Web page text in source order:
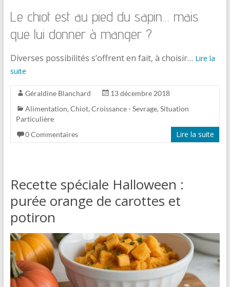
Le chiot est au pied du sapin… mais
que lui donner à manger ?
Diverses possibilités s’offrent en fait, à choisir… Lire la
suite
Géraldine Blanchard
13 décembre 2018
Alimentation, Chiot, Croissance - Sevrage, Situation
Particulière
0 Commentaires
Lire la suite
Recette spéciale Halloween :
purée orange de carottes et
potiron